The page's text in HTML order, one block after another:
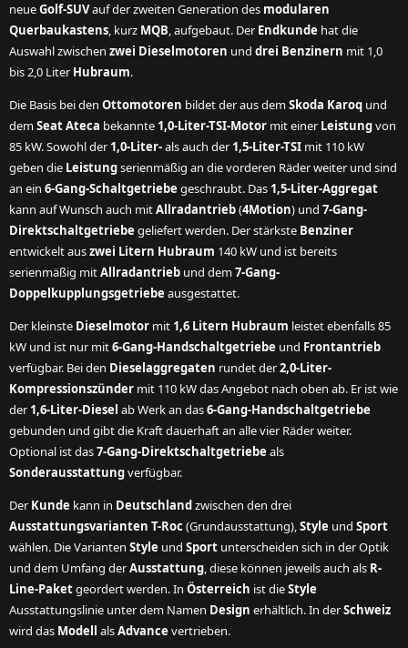
neueGolf-SUVauf der zweiten Generation des modularen
Querbaukastens, kurz MQB, aufgebaut. Der Endkunde hat die
Auswahl zwischen zwei Dieselmotoren und drei Benzinern mit 1,0
bis 2,0 Liter Hubraum.
Die Basis bei den Ottomotoren bildet der aus demSkoda Karoq und
demSeat Ateca bekannte 1,0-Liter-TSI-Motor mit einer Leistungvon
85 kW. Sowohl der 1,0-Liter-als auch der 1,5-Liter-TSI mit 110 kW
geben die Leistungserienmäßig an die vorderen Räder weiter und sind
an ein 6-Gang-Schaltgetriebe geschraubt. Das 1,5-Liter-Aggregat
kann auf Wunsch auch mitAllradantrieb(4Motion) und 7-Gang-
Direktschaltgetriebe geliefert werden. Der stärkste Benziner
entwickelt auszwei Litern Hubraum 140 kW und ist bereits
serienmäßig mitAllradantrieb und dem7-Gang-
Doppelkupplungsgetriebe ausgestattet.
Der kleinste Dieselmotor mit 1,6 Litern Hubraum leistet ebenfalls 85
kW und ist nur mit6-Gang-Handschaltgetriebe und Frontantrieb
verfügbar. Bei den Dieselaggregaten rundet der2,0-Liter-
Kompressionszünder mit 110 kW das Angebot nach oben ab. Er ist wie
der 1,6-Liter-Diesel ab Werk an das6-Gang-Handschaltgetriebe
gebunden und gibt die Kraft dauerhaft an alle vier Räder weiter.
Optional ist das7-Gang-Direktschaltgetriebe als
Sonderausstattungverfügbar.
Der Kunde kann in Deutschlandzwischen den drei
Ausstattungsvarianten T-Roc(Grundausstattung),Style und Sport
wählen. Die Varianten Style und Sport unterscheiden sich in der Optik
und dem Umfang derAusstattung, diese können jeweils auch als R-
Line-Paketgeordert werden. In Österreich ist dieStyle
Ausstattungslinie unter dem Namen Design erhältlich. In derSchweiz
wird das Modell alsAdvance vertrieben.